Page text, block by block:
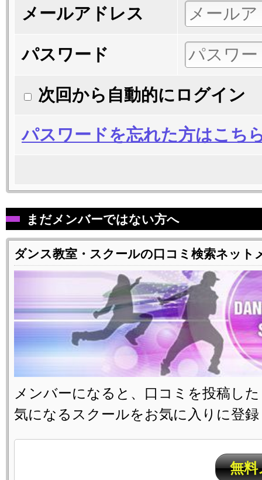
メールアドレス
パスワード
次回から自動的にログイン
パスワードを忘れた方はこち
まだメンバーではない方へ
ダンス教室・スクールの口コミ検索ネット
メンバーになると、口コミを投稿し
気になるスクールをお気に入りに登
無料